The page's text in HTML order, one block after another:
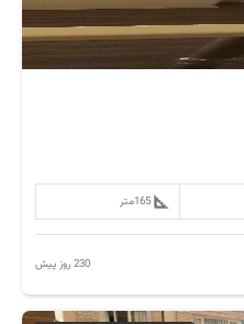
165متر
230 روز پیش